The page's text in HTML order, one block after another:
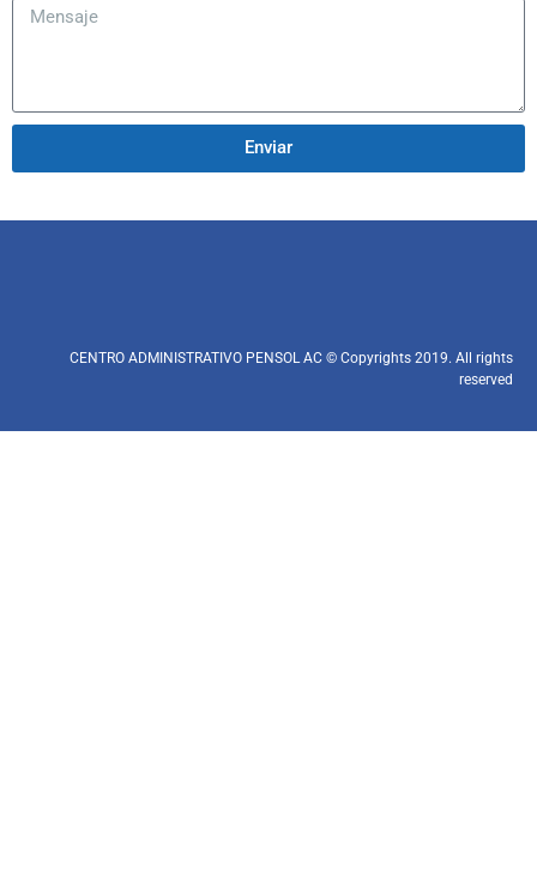
Enviar
CENTRO ADMINISTRATIVO PENSOL AC © Copyrights 2019. All rights
reserved